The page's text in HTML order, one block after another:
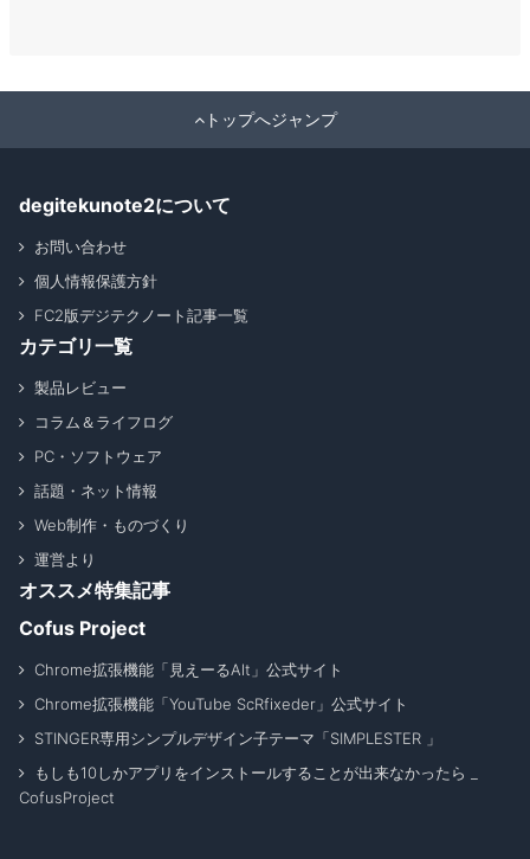
トップへジャンプ
degitekunote2について
お問い合わせ
個人情報保護方針
FC2版デジテクノート記事一覧
カテゴリ一覧
製品レビュー
コラム＆ライフログ
PC・ソフトウェア
話題・ネット情報
Web制作・ものづくり
運営より
オススメ特集記事
Cofus Project
Chrome拡張機能「見えーるAlt」公式サイト
Chrome拡張機能「YouTube ScRfixeder」公式サイト
STINGER専用シンプルデザイン子テーマ「SIMPLESTER 」
もしも10しかアプリをインストールすることが出来なかったら _
CofusProject